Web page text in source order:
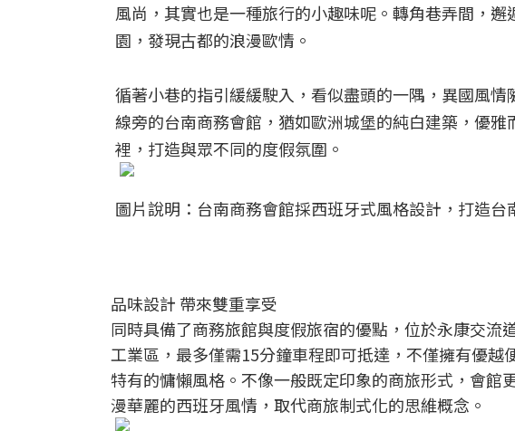
風尚，其實也是一種旅行的小趣味呢。轉角巷弄間，
園，發現古都的浪漫歐情。
循著小巷的指引緩緩駛入，看似盡頭的一隅，異國風
線旁的台南商務會館，猶如歐洲城堡的純白建築，優
裡，打造與眾不同的度假氛圍。
圖片說明：台南商務會館採西班牙式風格設計，打造台
品味設計 帶來雙重享受
同時具備了商務旅館與度假旅宿的優點，位於永康交
工業區，最多僅需15分鐘車程即可抵達，不僅擁有優
特有的慵懶風格。不像一般既定印象的商旅形式，會
漫華麗的西班牙風情，取代商旅制式化的思維概念。